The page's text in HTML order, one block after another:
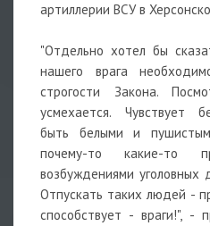
артиллерии ВСУ в
"Отдельно хотел бы
нашего врага
строгости Закона.
усмехается. Чувствует
быть белыми и
почему-то какие-
возбуждениями уголовных
Отпускать таких людей -
способствует - враги!", -